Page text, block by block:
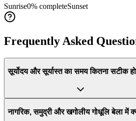
Sunrise0% completeSunset
Frequently Asked
सूर्योदय और सूर्यास्त का समय कितना सटीक
नागरिक, समुद्री और खगोलीय गोधूलि बेला में